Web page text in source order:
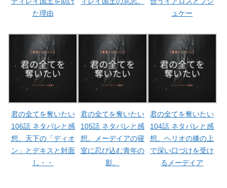
た理由
ュケー
君の全てを奪いたい
106話 ネタバレと感
想。天下の「ディオ
ン」とデキスと対面
し・・
君の全てを奪いたい
105話 ネタバレと感
想。メーデイアの寝
室に忍び込む青年の
影。
君の全てを奪いたい
104話 ネタバレと感
想。ヘリオの膝の上
で深い口づけを受け
るメーデイア